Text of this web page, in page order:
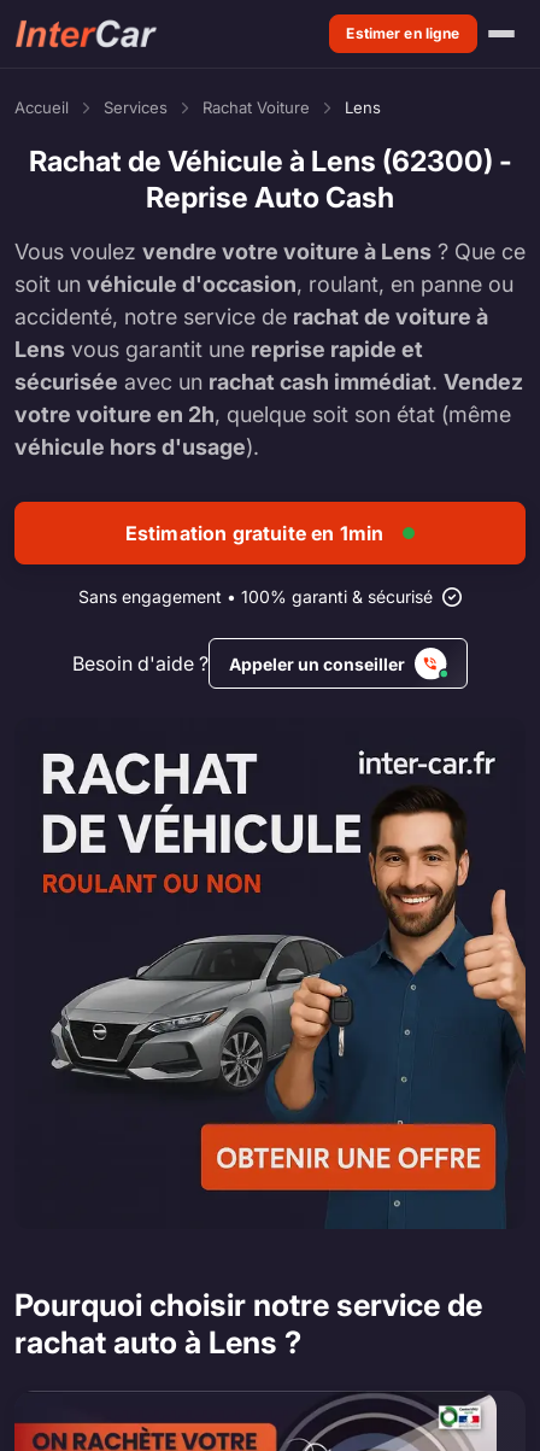
Estimer en ligne
Accueil Services Rachat Voiture Lens
Rachat de Véhicule à Lens (62300) -
Reprise Auto Cash
Vous voulez vendre votre voiture à Lens ? Que ce
soit un véhicule d'occasion, roulant, en panne ou
accidenté, notre service de rachat de voiture à
Lens vous garantit une reprise rapide et
sécurisée avec un rachat cash immédiat. Vendez
votre voiture en 2h, quelque soit son état (même
véhicule hors d'usage).
Estimation gratuite en 1min
Sans engagement • 100% garanti & sécurisé
Besoin d'aide ? Appeler un conseiller
Pourquoi choisir notre service de
rachat auto à Lens ?